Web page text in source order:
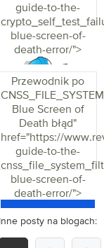
guide-to-the-
blue-screen-of-
death-error/">
Przewodnik po
Blue Screen of
Death błąd"
href="https://
guide-to-the-
blue-screen-of-
death-error/">
posty na blogach: